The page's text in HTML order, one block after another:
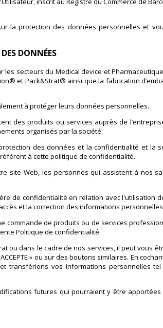
la protection des données personnelles et
DONNÉES
secteurs du Medical device et
et Pack&Strat® ainsi que la fabrication
à protéger leurs données personnelles.
des produits ou services auprès de
organisés par la société.
des données et la confidentialité et la
à cette politique de confidentialité.
site Web, les personnes qui assistent à nos
de confidentialité en relation avec l'utilisation
et la correction des informations
commande de produits ou de services
Politique de confidentialité.
dans le cadre de nos services, il peut vous
» ou sur des boutons similaires. En
transférions vos informations personnelles
futures qui pourraient y être